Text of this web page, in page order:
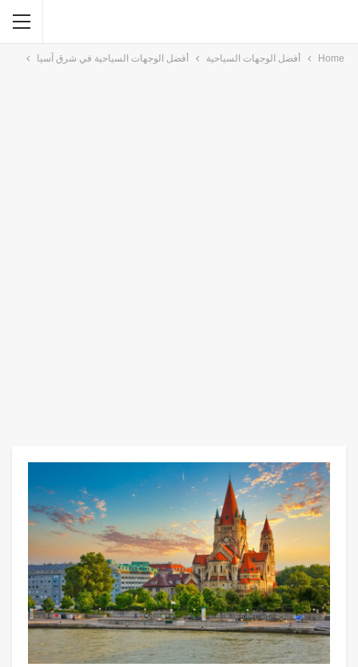
Home أفضل الوجهات السياحية أفضل الوجهات السياحية في شرق آسيا